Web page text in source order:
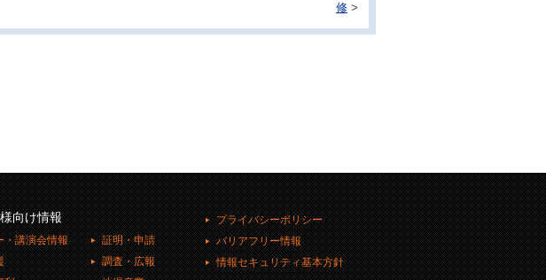
修>
向け情報
・講演会情報
証明・申請
調査・広報
プライバシーポリシー
バリアフリー情報
情報セキュリティ基本方針